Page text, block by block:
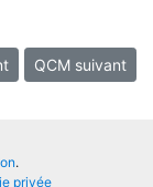
QCM suivant
.
privée